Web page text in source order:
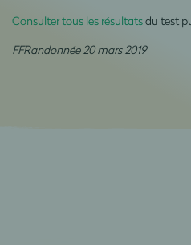
Consulter tous les résultatsdu test
FFRandonnée 20 mars 2019